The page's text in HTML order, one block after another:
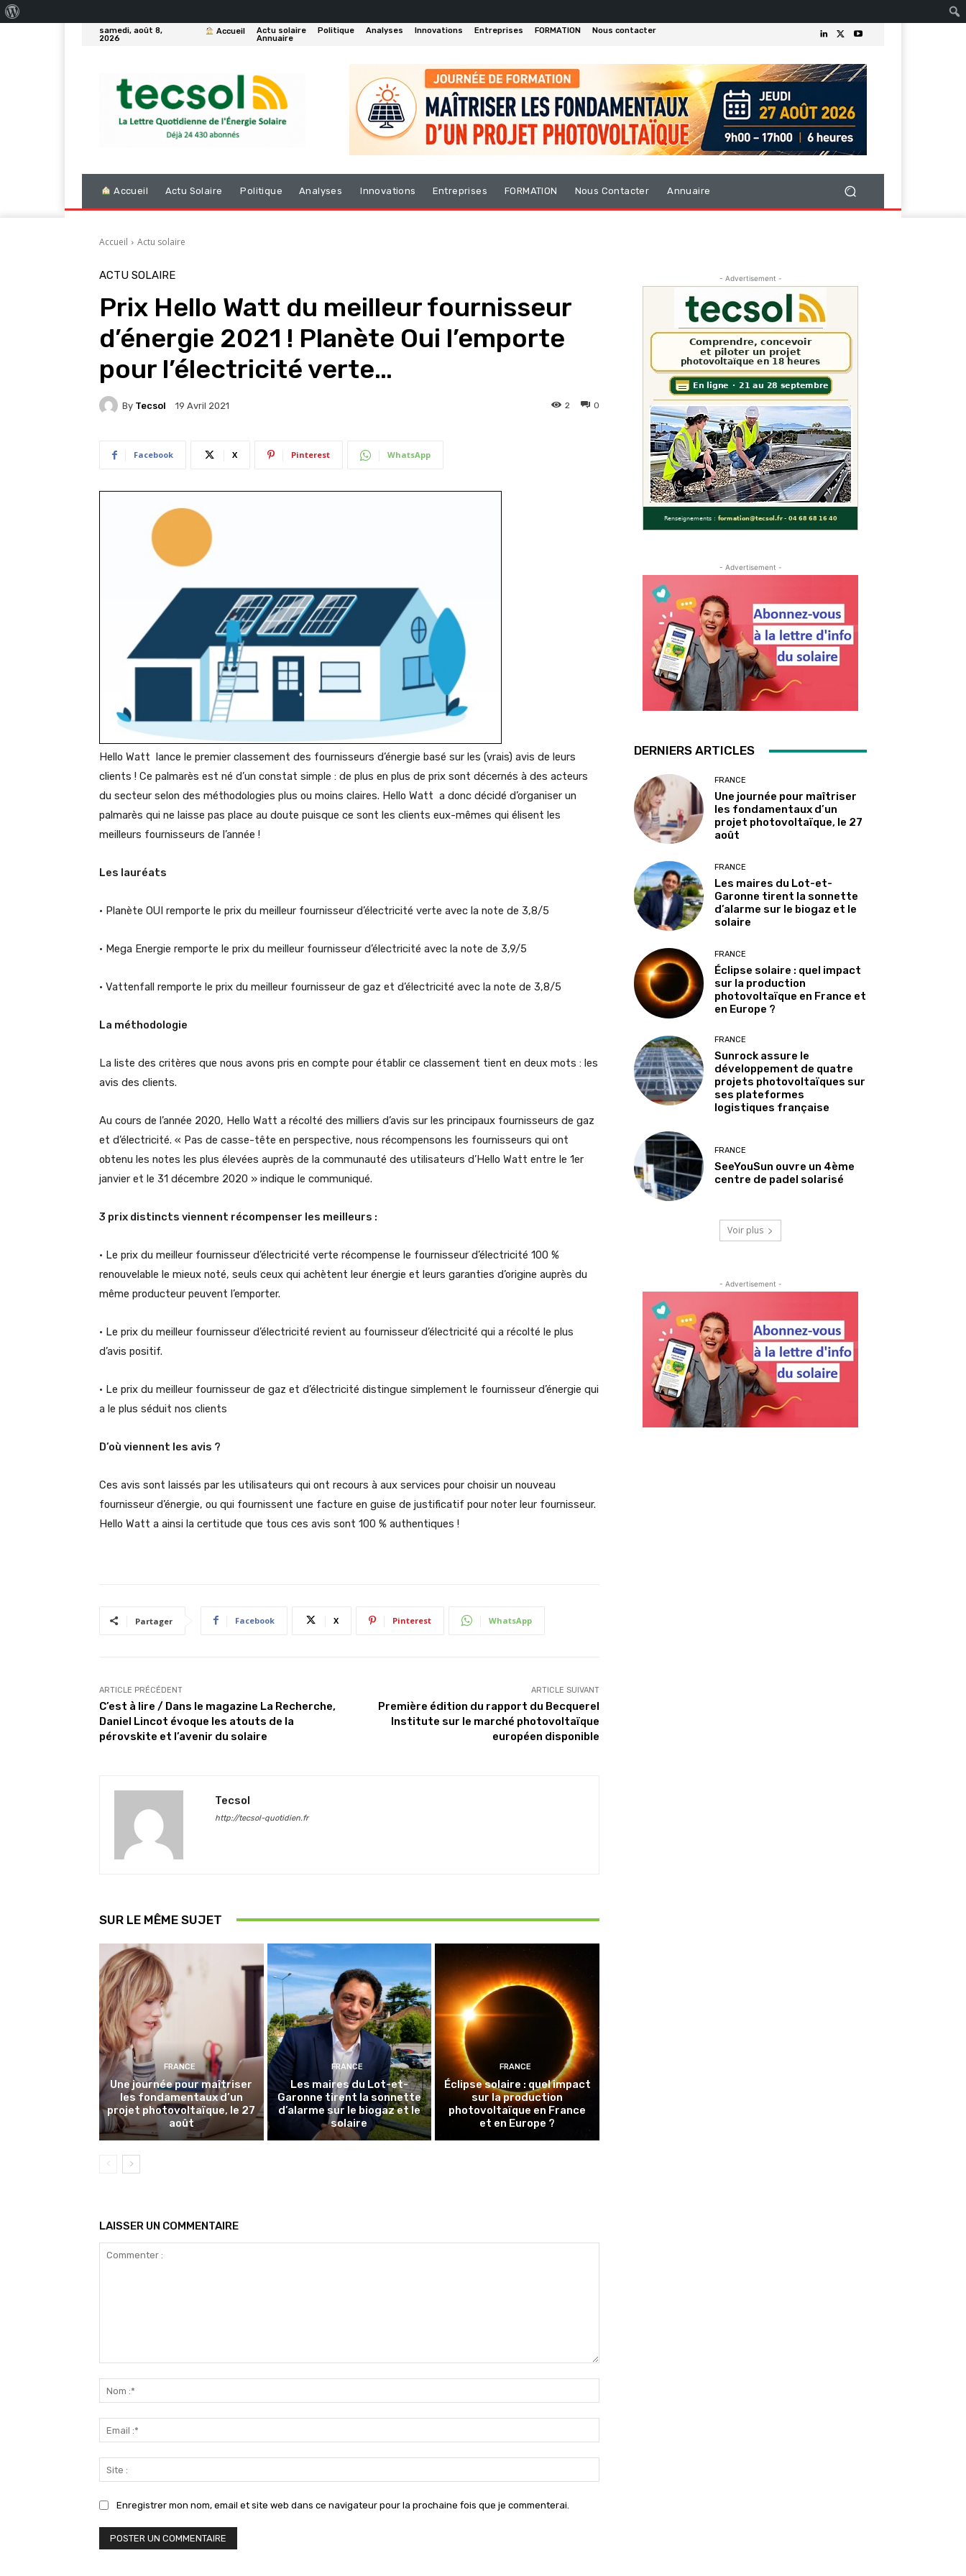
samedi, août 8,
2026
Accueil Actu solaire Politique Analyses Innovations Entreprises FORMATION
Nous contacter
Annuaire
Accueil Actu Solaire Politique Analyses Innovations Entreprises FORMATION Nous Contacter Annuaire
Accueil Actu solaire
ACTU SOLAIRE
Prix Hello Watt du meilleur fournisseur
d’énergie 2021 ! Planète Oui l’emporte
pour l’électricité verte…
By Tecsol 19 Avril 2021 0
2
Facebook X Pinterest WhatsApp
Hello Watt lance le premier classement des fournisseurs d’énergie basé sur les (vrais) avis de leurs
clients ! Ce palmarès est né d’un constat simple : de plus en plus de prix sont décernés à des acteurs
du secteur selon des méthodologies plus ou moins claires. Hello Watt a donc décidé d’organiser un
palmarès qui ne laisse pas place au doute puisque ce sont les clients eux-mêmes qui élisent les
meilleurs fournisseurs de l’année !
Les lauréats
• Planète OUI remporte le prix du meilleur fournisseur d’électricité verte avec la note de 3,8/5
• Mega Energie remporte le prix du meilleur fournisseur d’électricité avec la note de 3,9/5
• Vattenfall remporte le prix du meilleur fournisseur de gaz et d’électricité avec la note de 3,8/5
La méthodologie
La liste des critères que nous avons pris en compte pour établir ce classement tient en deux mots : les
avis des clients.
Au cours de l’année 2020, Hello Watt a récolté des milliers d’avis sur les principaux fournisseurs de gaz
et d’électricité. « Pas de casse-tête en perspective, nous récompensons les fournisseurs qui ont
obtenu les notes les plus élevées auprès de la communauté des utilisateurs d’Hello Watt entre le 1er
janvier et le 31 décembre 2020 » indique le communiqué.
3 prix distincts viennent récompenser les meilleurs :
• Le prix du meilleur fournisseur d’électricité verte récompense le fournisseur d’électricité 100 %
renouvelable le mieux noté, seuls ceux qui achètent leur énergie et leurs garanties d’origine auprès du
même producteur peuvent l’emporter.
• Le prix du meilleur fournisseur d’électricité revient au fournisseur d’électricité qui a récolté le plus
d’avis positif.
• Le prix du meilleur fournisseur de gaz et d’électricité distingue simplement le fournisseur d’énergie qui
a le plus séduit nos clients
D’où viennent les avis ?
Ces avis sont laissés par les utilisateurs qui ont recours à aux services pour choisir un nouveau
fournisseur d’énergie, ou qui fournissent une facture en guise de justificatif pour noter leur fournisseur.
Hello Watt a ainsi la certitude que tous ces avis sont 100 % authentiques !
Partager Facebook X Pinterest WhatsApp
ARTICLE PRÉCÉDENT
C’est à lire / Dans le magazine La Recherche,
Daniel Lincot évoque les atouts de la
pérovskite et l’avenir du solaire
ARTICLE SUIVANT
Première édition du rapport du Becquerel
Institute sur le marché photovoltaïque
européen disponible
Tecsol
http://tecsol-quotidien.fr
SUR LE MÊME SUJET
FRANCE
Une journée pour maîtriser
les fondamentaux d’un
projet photovoltaïque, le 27
août
FRANCE
Les maires du Lot-et-
Garonne tirent la sonnette
d’alarme sur le biogaz et le
solaire
FRANCE
Éclipse solaire : quel impact
sur la production
photovoltaïque en France
et en Europe ?
LAISSER UN COMMENTAIRE
Enregistrer mon nom, email et site web dans ce navigateur pour la prochaine fois que je commenterai.
- Advertisement -
- Advertisement -
DERNIERS ARTICLES
FRANCE
Une journée pour maîtriser
les fondamentaux d’un
projet photovoltaïque, le 27
août
FRANCE
Les maires du Lot-et-
Garonne tirent la sonnette
d’alarme sur le biogaz et le
solaire
FRANCE
Éclipse solaire : quel impact
sur la production
photovoltaïque en France et
en Europe ?
FRANCE
Sunrock assure le
développement de quatre
projets photovoltaïques sur
ses plateformes
logistiques française
FRANCE
SeeYouSun ouvre un 4ème
centre de padel solarisé
Voir plus
- Advertisement -